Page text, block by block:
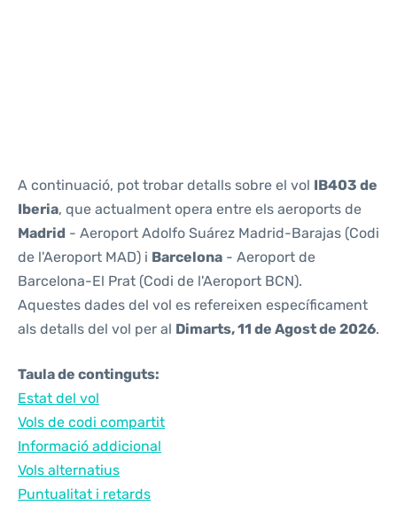
A continuació, pot trobar detalls sobre el vol IB403 de
Iberia, que actualment opera entre els aeroports de
Madrid - Aeroport Adolfo Suárez Madrid-Barajas (Codi
de l'Aeroport MAD) i Barcelona - Aeroport de
Barcelona-El Prat (Codi de l'Aeroport BCN).
Aquestes dades del vol es refereixen específicament
als detalls del vol per al Dimarts, 11 de Agost de 2026.
Taula de continguts:
Estat del vol
Vols de codi compartit
Informació addicional
Vols alternatius
Puntualitat i retards